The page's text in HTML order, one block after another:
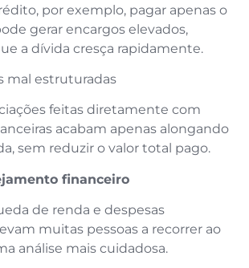
por exemplo, pagar apenas o
gerar encargos elevados,
a dívida cresça rapidamente.
mal estruturadas
feitas diretamente com
acabam apenas alongando
sem reduzir o valor total pago.
financeiro
de renda e despesas
muitas pessoas a recorrer ao
análise mais cuidadosa.